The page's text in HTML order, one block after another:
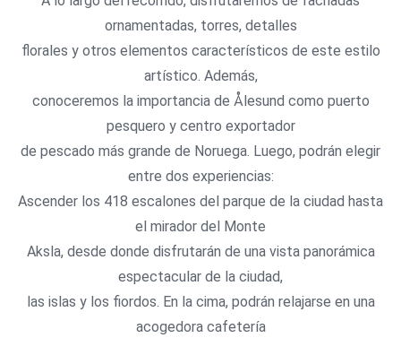
ornamentadas, torres, detalles
florales y otros elementos característicos de este estilo
artístico. Además,
conoceremos la importancia de Ålesund como puerto
pesquero y centro exportador
de pescado más grande de Noruega. Luego, podrán elegir
entre dos experiencias:
Ascender los 418 escalones del parque de la ciudad hasta
el mirador del Monte
Aksla, desde donde disfrutarán de una vista panorámica
espectacular de la ciudad,
las islas y los fiordos. En la cima, podrán relajarse en una
acogedora cafetería